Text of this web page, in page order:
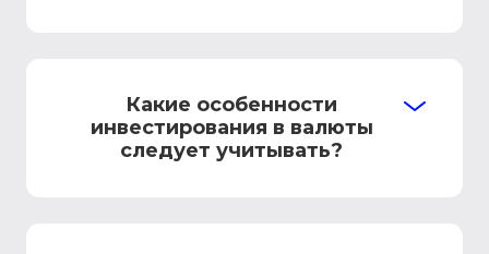
Какие особенности
инвестирования в валюты
следует учитывать?